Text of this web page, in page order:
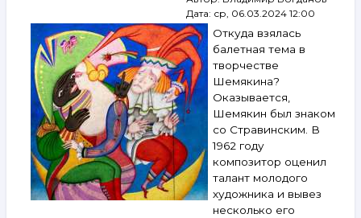
13–
19 марта
2024
Дата: ср, 06.03.2024 12:00
Откуда взялась
балетная тема в
творчестве
Шемякина?
Оказывается,
Шемякин был знаком
со Стравинским. В
1962 году
композитор оценил
талант молодого
художника и вывез
несколько его